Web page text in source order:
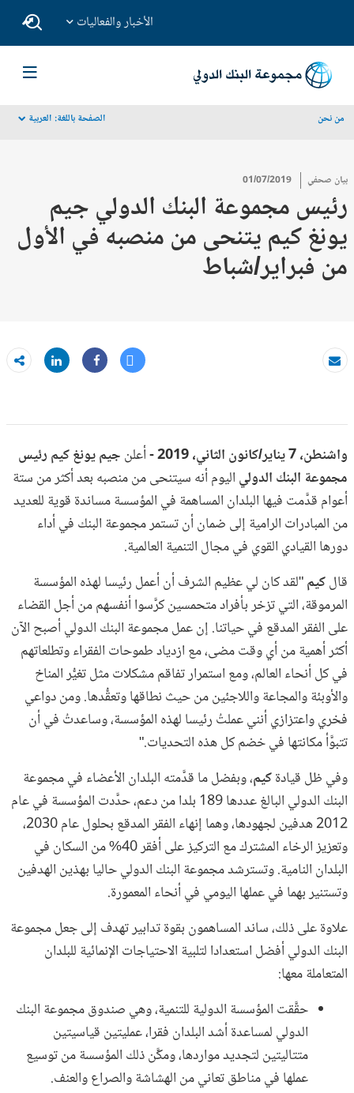
الأخبار والفعاليات
من نحن الصفحة باللغة:العربية dropdown
بيان صحفي 01/07/2019
رئيس مجموعة البنك الدولي جيم
يونغ كيم يتنحى من منصبه في الأول
من فبراير/شباط
بريد الكتروني
Tweet
Share
Share
واشنطن، 7 يناير/كانون الثاني، 2019 - أعلن جيم يونغ كيم رئيس
مجموعة البنك الدولي اليوم أنه سيتنحى من منصبه بعد أكثر من ستة
أعوام قدَّمت فيها البلدان المساهمة في المؤسسة مساندة قوية للعديد
من المبادرات الرامية إلى ضمان أن تستمر مجموعة البنك في أداء
دورها القيادي القوي في مجال التنمية العالمية.
قالكيم"لقد كان لي عظيم الشرف أن أعمل رئيسا لهذه المؤسسة
المرموقة، التي تزخر بأفراد متحمسين كرَّسوا أنفسهم من أجل القضاء
على الفقر المدقع في حياتنا. إن عمل مجموعة البنك الدولي أصبح الآن
أكثر أهمية من أي وقت مضى، مع ازدياد طموحات الفقراء وتطلعاتهم
في كل أنحاء العالم، ومع استمرار تفاقم مشكلات مثل تغيُّر المناخ
والأوبئة والمجاعة واللاجئين من حيث نطاقها وتعقُّدها. ومن دواعي
فخري واعتزازي أنني عملتُ رئيسا لهذه المؤسسة، وساعدتُ في أن
تتبوَّأ مكانتها في خضم كل هذه التحديات."
وفي ظل قيادةكيم، وبفضل ما قدَّمته البلدان الأعضاء في مجموعة
البنك الدولي البالغ عددها 189 بلدا من دعم، حدَّدت المؤسسة في عام
2012 هدفين لجهودها، وهما إنهاء الفقر المدقع بحلول عام 2030،
وتعزيز الرخاء المشترك مع التركيز على أفقر 40% من السكان في
البلدان النامية. وتسترشد مجموعة البنك الدولي حاليا بهذين الهدفين
وتستنير بهما في عملها اليومي في أنحاء المعمورة.
علاوة على ذلك، ساند المساهمون بقوة تدابير تهدف إلى جعل مجموعة
البنك الدولي أفضل استعدادا لتلبية الاحتياجات الإنمائية للبلدان
المتعاملة معها:
حقَّقت المؤسسة الدولية للتنمية، وهي صندوق مجموعة البنك
الدولي لمساعدة أشد البلدان فقرا، عمليتين قياسيتين
متتاليتين لتجديد مواردها، ومكَّن ذلك المؤسسة من توسيع
عملها في مناطق تعاني من الهشاشة والصراع والعنف.